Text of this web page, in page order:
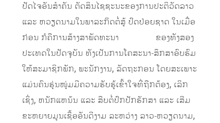
ປັດໄຈອັນສໍາຄັນ ຕັດສິນໄຊຊະນະຂອງການປະຕິວັດລາວ
ແລະ ຫວຽດນາມໃນພາລະກິດຕໍ່ສູ້ ປົດປ່ອຍຊາດ ໃນເມື່ອ
ກ່ອນ ກໍຄືການສ້າງສາພັດທະນາ ຂອງທັງສອງ
ປະເທດໃນປັດຈຸບັນ ທັງເປັນການໂຄສະນາ-ສຶກສາອົບຮົມ
ໃຫ້ສະມາຊິກພັກ, ພະນັກງານ, ລັດຖະກອນ ໂດຍສະເພາະ
ແມ່ນຄົນຮຸ່ນໜຸ່ມມີຄວາມຮັບຮູ້ເຂົ້າໃຈທີ່ຖືກຕ້ອງ, ເລິກ
ເຊິ່ງ, ຫນັກແຫນ້ນ ແລະ ສືບຕໍ່ປົກປັກຮັກສາ ແລະ ເສີມ
ຂະຫຍາຍມູນເຊື້ອອັນດີງາມ ລະຫວ່າງ ລາວ-ຫວຽດນາມ,